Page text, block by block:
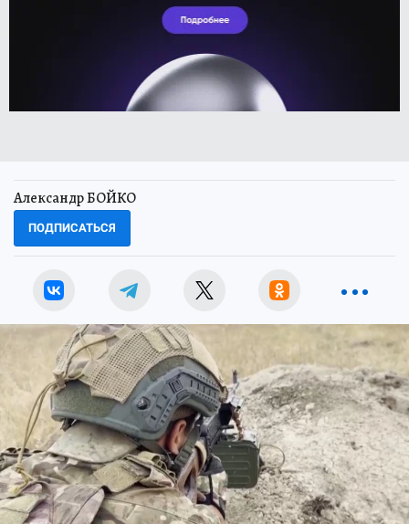
Александр БОЙКО
ПОДПИСАТЬСЯ